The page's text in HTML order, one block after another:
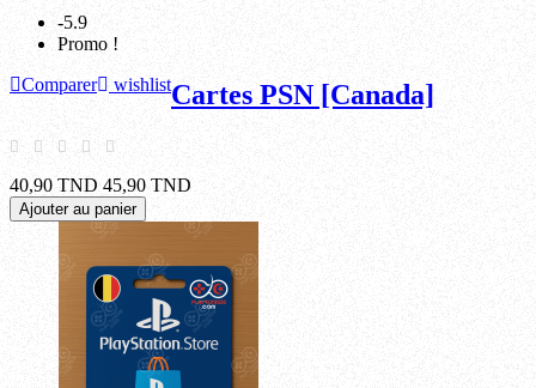
-5.9
Promo !
Comparer
wishlistCartes PSN [Canada]
40,90 TND 45,90 TND
Ajouter au panier